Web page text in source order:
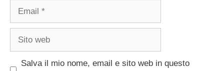
Email
Sito
Salva il mio nome, email e sito web in questo